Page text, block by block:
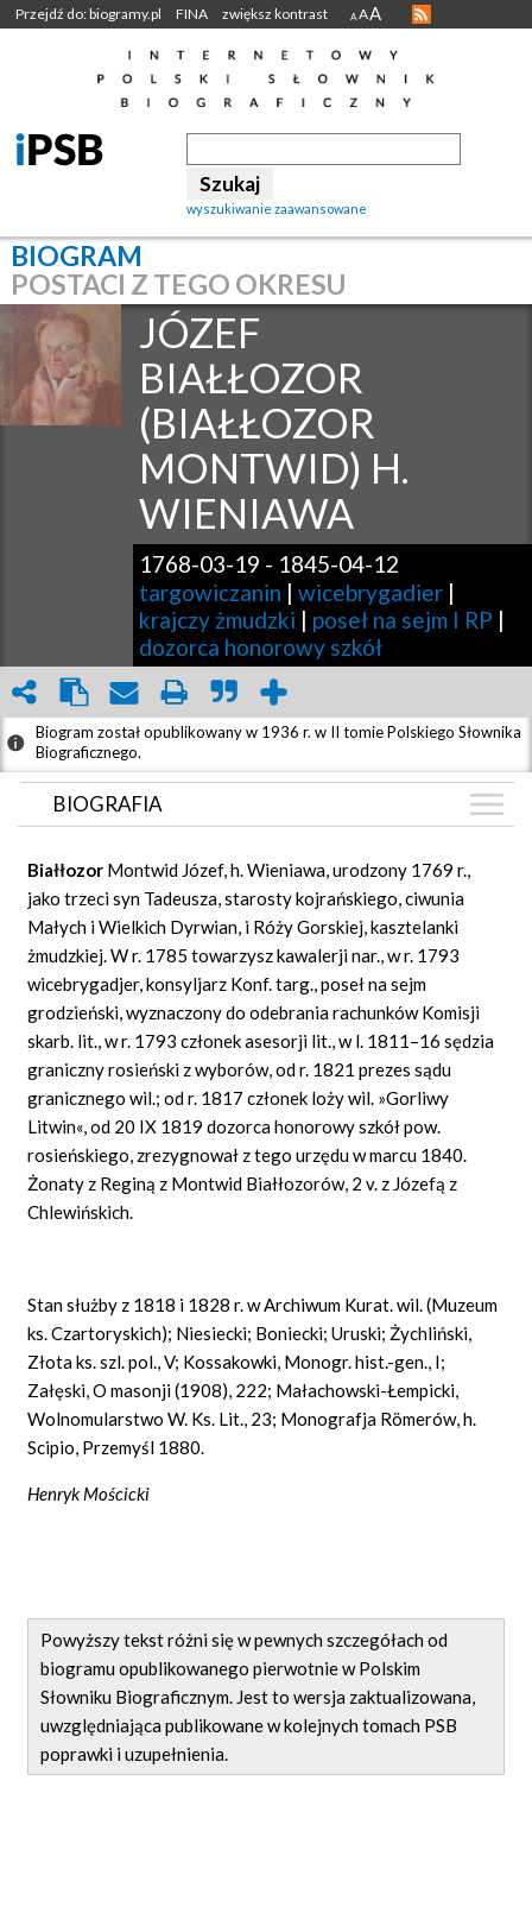
Przejdź do: biogramy.pl FINA zwiększ kontrast A AA
wyszukiwanie zaawansowane
BIOGRAM
POSTACI Z TEGO OKRESU
JÓZEF
BIAŁŁOZOR
(BIAŁŁOZOR
MONTWID) H.
WIENIAWA
1768-03-19 - 1845-04-12
targowiczanin | wicebrygadier |
krajczy żmudzki | poseł na sejm I RP |
dozorca honorowy szkół
Biogram został opublikowany w 1936 r. w II tomie Polskiego Słownika
Biograficznego.
BIOGRAFIA
GRAF POWIĄZAŃ
DYSKUSJA
Mapa
Białłozor Montwid Józef, h. Wieniawa, urodzony 1769 r.,
jako trzeci syn Tadeusza, starosty kojrańskiego, ciwunia
Małych i Wielkich Dyrwian, i Róży Gorskiej, kasztelanki
żmudzkiej. W r. 1785 towarzysz kawalerji nar., w r. 1793
wicebrygadjer, konsyljarz Konf. targ., poseł na sejm
grodzieński, wyznaczony do odebrania rachunków Komisji
skarb. lit., w r. 1793 członek asesorji lit., w l. 1811–16 sędzia
graniczny rosieński z wyborów, od r. 1821 prezes sądu
granicznego wil.; od r. 1817 członek loży wil. »Gorliwy
Litwin«, od 20 IX 1819 dozorca honorowy szkół pow.
rosieńskiego, zrezygnował z tego urzędu w marcu 1840.
Żonaty z Reginą z Montwid Białłozorów, 2 v. z Józefą z
Chlewińskich.
Stan służby z 1818 i 1828 r. w Archiwum Kurat. wil. (Muzeum
ks. Czartoryskich); Niesiecki; Boniecki; Uruski; Żychliński,
Złota ks. szl. pol., V; Kossakowki, Monogr. hist.-gen., I;
Załęski, O masonji (1908), 222; Małachowski-Łempicki,
Wolnomularstwo W. Ks. Lit., 23; Monografja Römerów, h.
Scipio, Przemyśl 1880.
Henryk Mościcki
Powyższy tekst różni się w pewnych szczegółach od
biogramu opublikowanego pierwotnie w Polskim
Słowniku Biograficznym. Jest to wersja zaktualizowana,
uwzględniająca publikowane w kolejnych tomach PSB
poprawki i uzupełnienia.